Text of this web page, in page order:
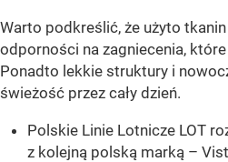
Warto podkreślić, że użyto
odporności na zagniecenia,
Ponadto lekkie struktury i
świeżość przez cały dzień.
Polskie Linie Lotnicze LOT
z kolejną polską marką –